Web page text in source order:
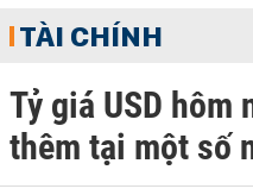
TÀI CHÍNH
Tỷ giá USD hôm
thêm tại một số